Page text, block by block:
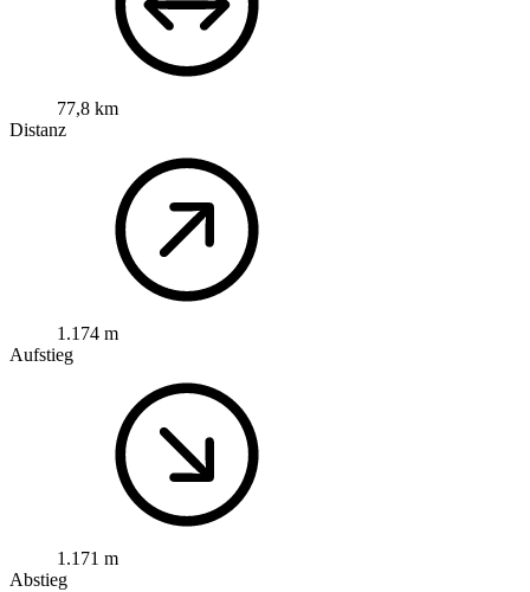
77,8 km
Distanz
1.174 m
Aufstieg
1.171 m
Abstieg